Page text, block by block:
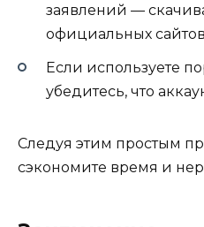
заявлений —
официальных
Если используете
убедитесь, что
Следуя этим простым
сэкономите время и